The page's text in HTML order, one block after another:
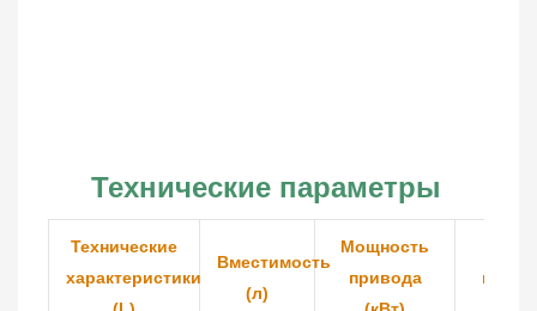
Технические параметры
Технические
характеристики
Вместимость
(л)
Мощность
привода